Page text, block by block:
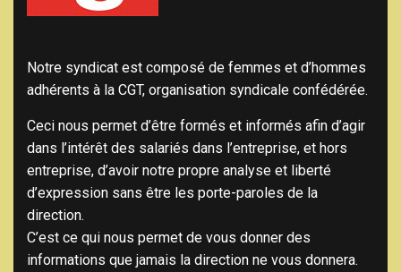
Notre syndicat est composé de femmes et d’hommes
adhérents à la CGT, organisation syndicale confédérée.
Ceci nous permet d’être formés et informés afin d’agir
dans l’intérêt des salariés dans l’entreprise, et hors
entreprise, d’avoir notre propre analyse et liberté
d’expression sans être les porte-paroles de la
direction.
C’est ce qui nous permet de vous donner des
informations que jamais la direction ne vous donnera.